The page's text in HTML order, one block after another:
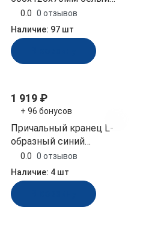
(10258862)
0.0 0 отзывов
Наличие: 97 шт
1 919 ₽
+ 96 бонусов
Причальный кранец L-
образный синий
890х110х80 мм (ДУ-1-С,
10258060)
0.0 0 отзывов
Наличие: 4 шт